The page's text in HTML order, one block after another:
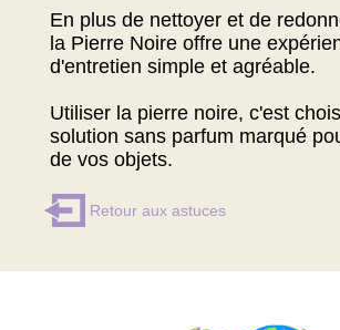
Retour aux astuces
En plus de nettoyer et de
la Pierre Noire offre une
d'entretien simple et agréable.
Utiliser la pierre noire, c'est
solution sans parfum marqué
de vos objets.